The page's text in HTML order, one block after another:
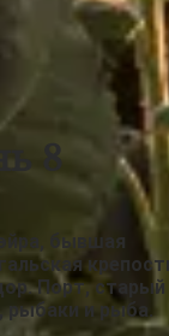
бывшая
Порт, старый
рыбаки и рыба.